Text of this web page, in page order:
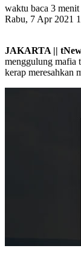
waktu baca 3 menit
Rabu, 7 Apr 2021
JAKARTA ||
menggulung mafia
kerap meresahkan